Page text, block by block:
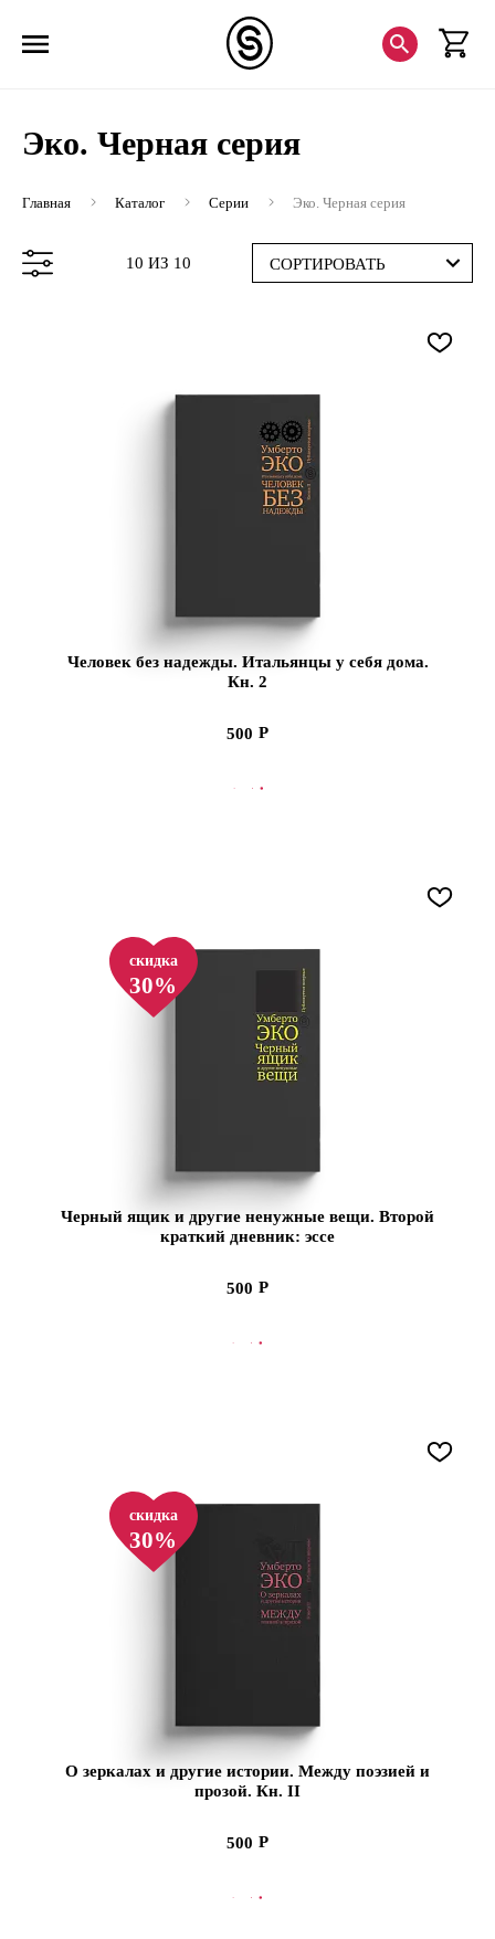
Эко. Черная серия
Главная Каталог Серии Эко. Черная серия
10 ИЗ 10 СОРТИРОВАТЬ
Человек без надежды. Итальянцы у себя дома.
Кн. 2
500
В КОРЗИНУ
скидка
30%
Черный ящик и другие ненужные вещи. Второй
краткий дневник: эссе
500
СООБЩИТЬ О ПОСТУПЛЕНИИ
скидка
30%
О зеркалах и другие истории. Между поэзией и
прозой. Кн. II
500
СООБЩИТЬ О ПОСТУПЛЕНИИ